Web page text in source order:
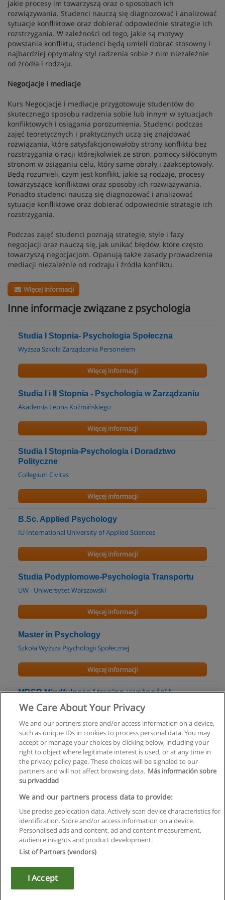
jakie procesy im towarzyszą oraz o sposobach ich
rozwiązywania. Studenci nauczą się diagnozować i analizować
sytuacje konfliktowe oraz dobierać odpowiednie strategie ich
rozstrzygania. W zależności od tego, jakie są motywy
powstania konfliktu, studenci będą umieli dobrać stosowny i
najbardziej optymalny styl radzenia sobie z nim niezależnie
od źródła i rodzaju.
Negocjacje i mediacje
Kurs Negocjacje i mediacje przygotowuje studentów do
skutecznego sposobu radzenia sobie lub innym w sytuacjach
konfliktowych i osiągania porozumienia. Studenci podczas
zajęć teoretycznych i praktycznych uczą się znajdować
rozwiązania, które satysfakcjonowałoby strony konfliktu bez
rozstrzygania o racji którejkolwiek ze stron, pomocy skłóconym
stronom w osiąganiu celu, który same obrały i zaakceptowały.
Będą rozumieli, czym jest konflikt, jakie są rodzaje, procesy
towarzyszące konfliktowi oraz sposoby ich rozwiązywania.
Ponadto studenci nauczą się diagnozować i analizować
sytuacje konfliktowe oraz dobierać odpowiednie strategie ich
rozstrzygania.
Podczas zajęć studenci poznają strategie, style i fazy
negocjacji oraz nauczą się, jak unikać błędów, które często
towarzyszą negocjacjom. Opanują także zasady prowadzenia
mediacji niezależnie od rodzaju i źródła konfliktu.
Więcej informacji
Inne informacje związane z psychologia
Studia I Stopnia- Psychologia Społeczna
Wyższa Szkoła Zarządzania Personelem
Więcej informacji
Studia I i II Stopnia - Psychologia w Zarządzaniu
Akademia Leona Koźmińskiego
Więcej informacji
Studia I Stopnia-Psychologia i Doradztwo
Polityczne
Collegium Civitas
Więcej informacji
B.Sc. Applied Psychology
IU International University of Applied Sciences
Więcej informacji
Studia Podyplomowe-Psychologia Transportu
UW - Uniwersytet Warszawski
Więcej informacji
Master in Psychology
Szkoła Wyższa Psychologii Społecznej
Więcej informacji
MBSR Mindfulness | trening uważności |
Mindfulness Warszawa | MBSR online
Więcej informacji
Regulamin
Polityka ochrony danych osobowych
Kontakt z Educaedu
Copyright © Educaedu Business S.L. - CIF : B-95610580: -
We Care About Your Privacy
We and our partners store and/or access information on a device,
such as unique IDs in cookies to process personal data. You may
accept or manage your choices by clicking below, including your
right to object where legitimate interest is used, or at any time in
the privacy policy page. These choices will be signaled to our
partners and will not affect browsing data. Más información sobre
su privacidad
We and our partners process data to provide:
Use precise geolocation data. Actively scan device characteristics for
identification. Store and/or access information on a device.
Personalised ads and content, ad and content measurement,
audience insights and product development.
List of Partners (vendors)
I Accept